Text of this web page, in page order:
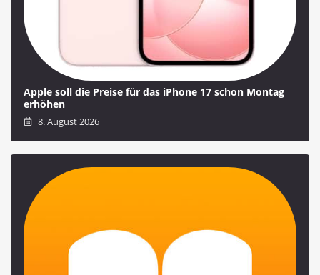
Apple soll die Preise für das iPhone 17 schon Montag
erhöhen
8. August 2026